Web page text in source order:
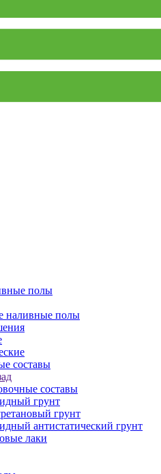
полы
наливные полы
составы
составы
грунт
грунт
антистатический грунт
лаки